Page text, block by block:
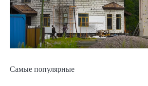
Самые популярные